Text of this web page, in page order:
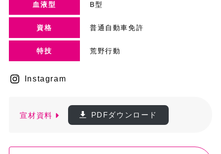
血液型 B型
資格 普通自動車免許
特技 荒野行動
Instagram
宣材資料 PDFダウンロード